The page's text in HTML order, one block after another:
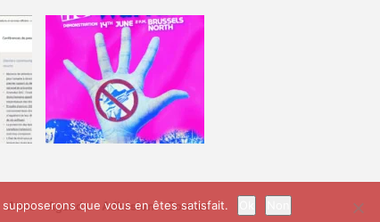
Attac Agenda Adhésion Contact
que vous en êtes satisfait.